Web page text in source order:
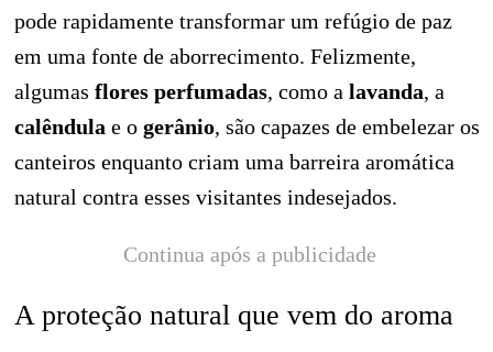
pode rapidamente transformar um refúgio de paz
em uma fonte de aborrecimento. Felizmente,
algumas flores perfumadas, como a lavanda, a
calêndula e o gerânio, são capazes de embelezar os
canteiros enquanto criam uma barreira aromática
natural contra esses visitantes indesejados.
Continua após a publicidade
A proteção natural que vem do aroma